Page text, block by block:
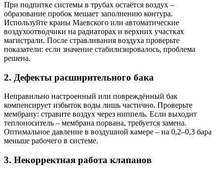
При подпитке системы в трубах остаётся воздух –
образование пробок мешает заполнению контура.
Используйте краны Маевского или автоматические
воздухоотводчики на радиаторах и верхних участках
магистрали. После стравливания воздуха проверьте
показатели: если значение стабилизировалось, проблема
решена.
2. Дефекты расширительного бака
Неправильно настроенный или повреждённый бак
компенсирует избыток воды лишь частично. Проверьте
мембрану: стравите воздух через ниппель. Если выходит
теплоноситель – мембрана порвана, требуется замена.
Оптимальное давление в воздушной камере – на 0,2–0,3 бара
меньше рабочего в системе.
3. Некорректная работа клапанов